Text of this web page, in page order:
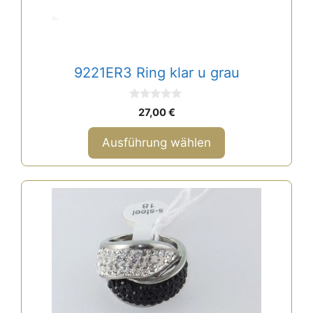
9221ER3 Ring klar u grau
o
n
5
27,00€
Ausführung wählen